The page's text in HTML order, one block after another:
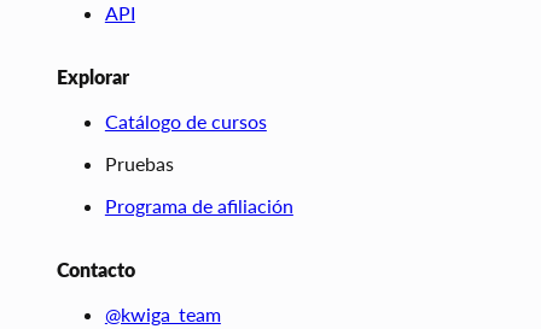
API
Explorar
Catálogo de cursos
Pruebas
Programa de afiliación
Contacto
@kwiga_team